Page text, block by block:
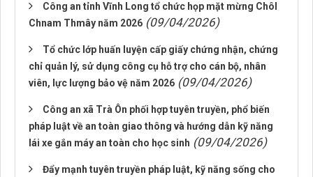
Công an tỉnh Vĩnh Long tổ chức họp mặt mừng Chôl
Chnam Thmây năm 2026 (09/04/2026)
Tổ chức lớp huấn luyện cấp giấy chứng nhận, chứng
chỉ quản lý, sử dụng công cụ hỗ trợ cho cán bộ, nhân
viên, lực lượng bảo vệ năm 2026 (09/04/2026)
Công an xã Trà Ôn phối hợp tuyên truyền, phổ biến
pháp luật về an toàn giao thông và hướng dẫn kỹ năng
lái xe gắn máy an toàn cho học sinh (09/04/2026)
Đẩy mạnh tuyên truyền pháp luật, kỹ năng sống cho